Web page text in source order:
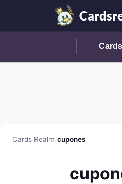
Cards Realm/cupones